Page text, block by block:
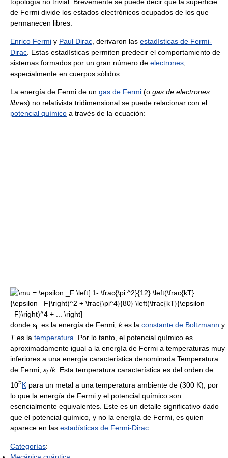
de Fermi divide los estados electrónicos ocupados de los que
permanecen libres.
Enrico Fermi y Paul Dirac , derivaron las estadísticas de Fermi-
Dirac . Estas estadísticas permiten predecir el comportamiento de
sistemas formados por un gran número de electrones
especialmente en cuerpos sólidos.
La energía de Fermi de un gas de Fermi (o gas de electrones
libres) no relativista tridimensional se puede relacionar con el
potencial químico a través de la ecuación:
donde εF es la energía de Fermi, kes la constante de Boltzmann y
Tes la temperatura . Por lo tanto, el potencial químico es
aproximadamente igual a la energía de Fermi a temperaturas muy
inferiores a una energía característica denominada Temperatura
de Fermi, εF/k. Esta temperatura característica es del orden de
105K para un metal a una temperatura ambiente de (300 K), por
lo que la energía de Fermi y el potencial químico son
esencialmente equivalentes. Este es un detalle significativo dado
que el potencial químico, y no la energía de Fermi, es quien
aparece en las estadísticas de Fermi-Dirac
Categorías: